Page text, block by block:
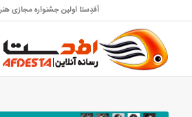
اَفدِستا اولین جشنواره مجازی